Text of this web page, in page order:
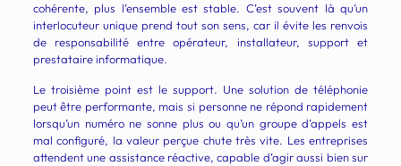
cohérente, plus l’ensemble est stable. C’est souvent là qu’un
interlocuteur unique prend tout son sens, car il évite les renvois
de responsabilité entre opérateur, installateur, support et
prestataire informatique.
Le troisième point est le support. Une solution de téléphonie
peut être performante, mais si personne ne répond rapidement
lorsqu’un numéro ne sonne plus ou qu’un groupe d’appels est
mal configuré, la valeur perçue chute très vite. Les entreprises
attendent une assistance réactive, capable d’agir aussi bien sur